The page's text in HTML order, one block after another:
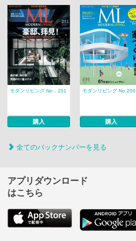
モダンリビング No．201
購入
モダンリビング No.200
購入
全てのバックナンバーを見る
アプリダウンロード
はこちら